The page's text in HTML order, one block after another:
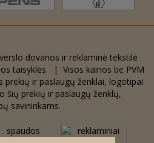
dovanos ir reklaminė tekstilė
taisyklės | Visos kainos be PVM
prekių ir paslaugų ženklai, logotipai
šių prekių ir paslaugų ženklų,
savininkams.